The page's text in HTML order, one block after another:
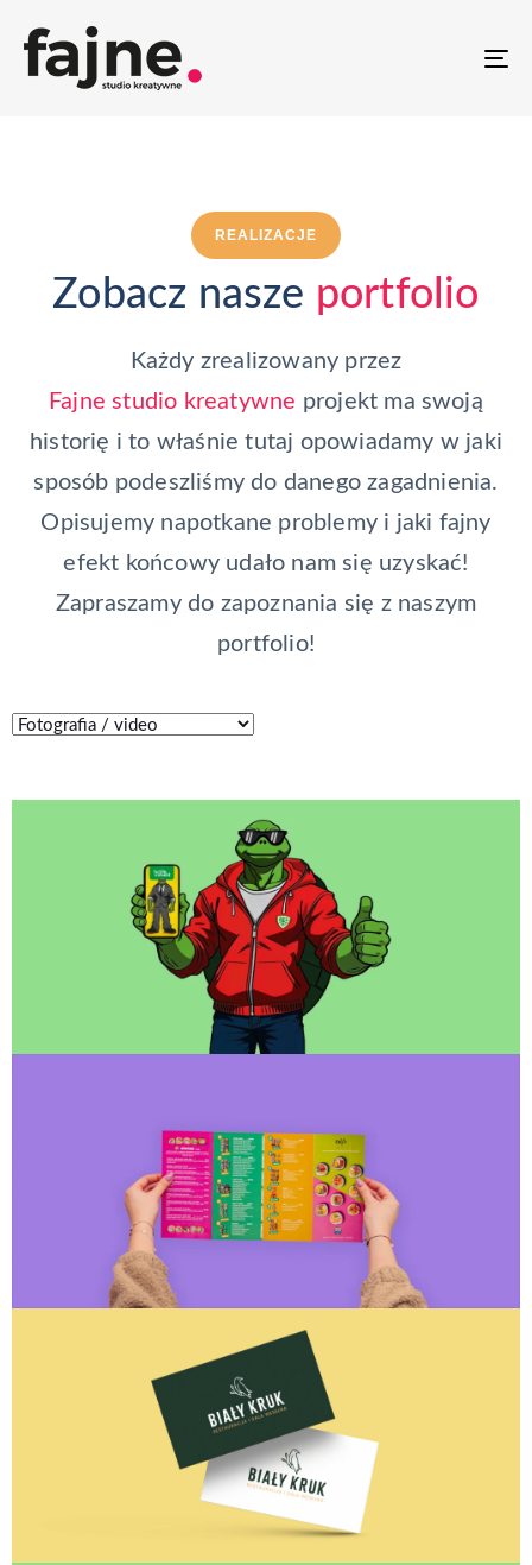
REALIZACJE
Zobacz nasze portfolio
Każdy zrealizowany przez
Fajne studio kreatywne projekt ma swoją
historię i to właśnie tutaj opowiadamy w jaki
sposób podeszliśmy do danego zagadnienia.
Opisujemy napotkane problemy i jaki fajny
efekt końcowy udało nam się uzyskać!
Zapraszamy do zapoznania się z naszym
portfolio!